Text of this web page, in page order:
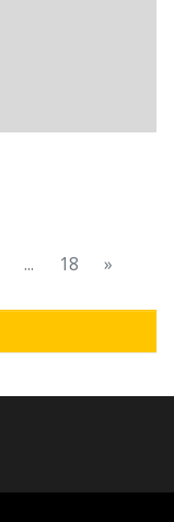
... 18 »